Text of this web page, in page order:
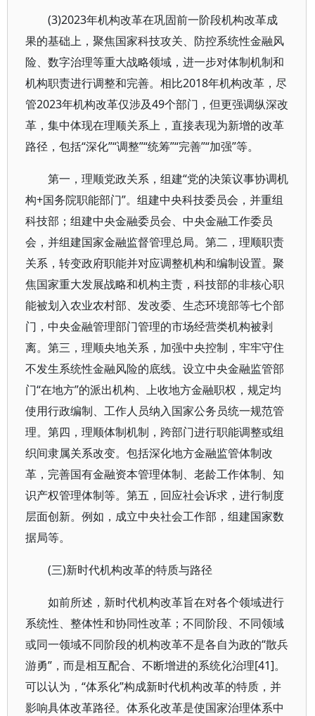
(3)2023年机构改革在巩固前一阶段机构改革成
果的基础上，聚焦国家科技攻关、防控系统性金融风
险、数字治理等重大战略领域，进一步对体制机制和
机构职责进行调整和完善。相比2018年机构改革，尽
管2023年机构改革仅涉及49个部门，但更强调纵深改
革，集中体现在理顺关系上，直接表现为新增的改革
路径，包括“深化”“调整”“统筹”“完善”“加强”等。
第一，理顺党政关系，组建“党的决策议事协调机
构+国务院职能部门”。组建中央科技委员会，并重组
科技部；组建中央金融委员会、中央金融工作委员
会，并组建国家金融监督管理总局。第二，理顺职责
关系，转变政府职能并对应调整机构和编制设置。聚
焦国家重大发展战略和机构主责，科技部的非核心职
能被划入农业农村部、发改委、生态环境部等七个部
门，中央金融管理部门管理的市场经营类机构被剥
离。第三，理顺央地关系，加强中央控制，牢牢守住
不发生系统性金融风险的底线。设立中央金融监管部
门“在地方”的派出机构、上收地方金融职权，规定均
使用行政编制、工作人员纳入国家公务员统一规范管
理。第四，理顺体制机制，跨部门进行职能调整或组
织间隶属关系改变。包括深化地方金融监管体制改
革，完善国有金融资本管理体制、老龄工作体制、知
识产权管理体制等。第五，回应社会诉求，进行制度
层面创新。例如，成立中央社会工作部，组建国家数
据局等。
(三)新时代机构改革的特质与路径
如前所述，新时代机构改革旨在对各个领域进行
系统性、整体性和协同性改革；不同阶段、不同领域
或同一领域不同阶段的机构改革不是各自为政的“散兵
游勇”，而是相互配合、不断增进的系统化治理[41]。
可以认为，“体系化”构成新时代机构改革的特质，并
影响具体改革路径。体系化改革是使国家治理体系中